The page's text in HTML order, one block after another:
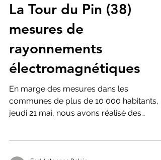
La Tour du Pin (38)
mesures de
rayonnements
électromagnétiques
En marge des mesures dans les
communes de plus de 10 000 habitants,
jeudi 21 mai, nous avons réalisé des